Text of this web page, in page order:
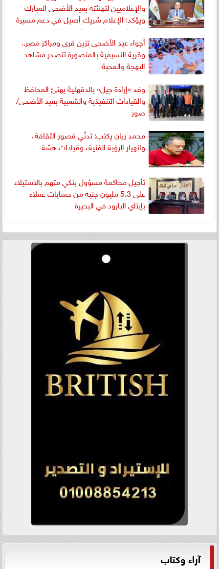
والإعلاميين لتهنئته بعيد الأضحى المبارك
ويؤكد: الإعلام شريك أصيل في دعم مسيرة
التنمية ونقل الصورة الحقيقية للمواطنين
أجواء عيد الأضحى تزين قرى ومراكز مصر..
وقرية النسيمية بالمنصورة تتصدر مشاهد
البهجة والمحبة
وفد «إرادة جيل» بالدقهلية يهنئ المحافظ
والقيادات التنفيذية والشعبية بعيد الأضحى/
صور
محمد ريان يكتب: تدنّي قصور الثقافة،
وانهيار الرؤية الفنية، وقيادات هشة
تأجيل محاكمة مسؤول بنكي متهم بالاستيلاء
على 5.3 مليون جنيه من حسابات عملاء
بإيتاي البارود في البحيرة
آراء وكتاب